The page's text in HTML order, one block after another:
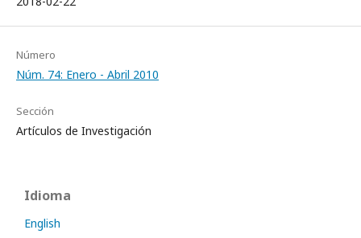
Número
Núm. 74: Enero - Abril 2010
Sección
Artículos de Investigación
Idioma
English